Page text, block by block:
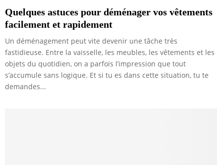
Quelques astuces pour déménager vos vêtements
facilement et rapidement
Un déménagement peut vite devenir une tâche très
fastidieuse. Entre la vaisselle, les meubles, les vêtements et les
objets du quotidien, on a parfois l’impression que tout
s’accumule sans logique. Et si tu es dans cette situation, tu te
demandes...